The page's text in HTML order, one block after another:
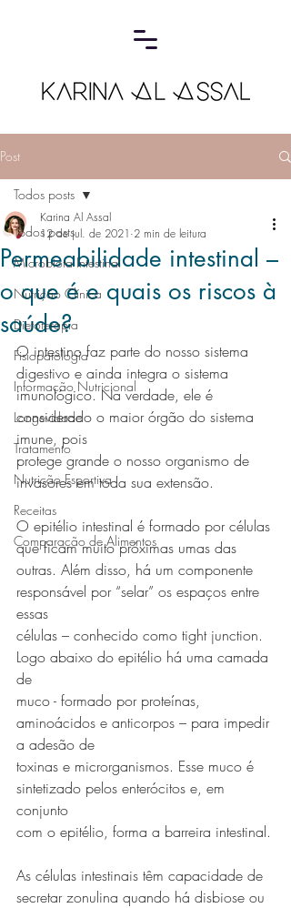
Post
Todos posts
Microbiota Intestinal
Nutrição Clínica
Dietoterapia
Fisiopatologia
Informação Nutricional
Longevidade
Tratamento
Nutrição Esportiva
Receitas
Comparação de Alimentos
Todos posts
Permeabilidade intestinal –
o que é e quais os riscos à
saúde?
Karina Al Assal
12 de jul. de 2021 2 min de leitura
O intestino faz parte do nosso sistema
digestivo e ainda integra o sistema
imunológico. Na verdade, ele é
considerado o maior órgão do sistema
imune, pois
protege grande o nosso organismo de
invasores em toda sua extensão.
O epitélio intestinal é formado por células
que ficam muito próximas umas das
outras. Além disso, há um componente
responsável por “selar” os espaços entre
essas
células – conhecido como tight junction.
Logo abaixo do epitélio há uma camada
de
muco - formado por proteínas,
aminoácidos e anticorpos – para impedir
a adesão de
toxinas e microrganismos. Esse muco é
sintetizado pelos enterócitos e, em
conjunto
com o epitélio, forma a barreira intestinal.
As células intestinais têm capacidade de
secretar zonulina quando há disbiose ou